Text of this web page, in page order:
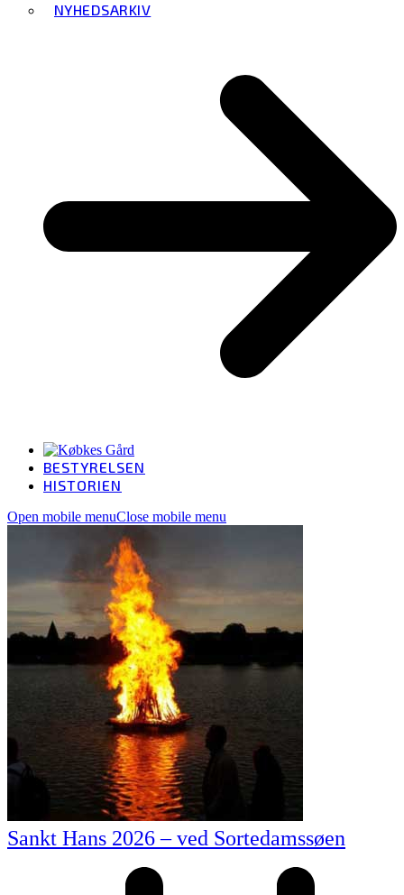
NYHEDSARKIV
BESTYRELSEN
HISTORIEN
Open mobile menuClose mobile menu
Sankt Hans 2026 – ved Sortedamssøen